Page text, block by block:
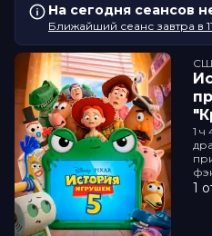
На сегодня сеансов
Ближайший сеанс завтра в
1 ч
1